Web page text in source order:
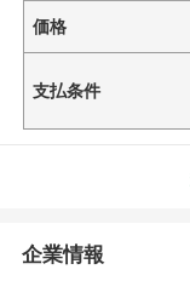
価格
支払条件
企業情報